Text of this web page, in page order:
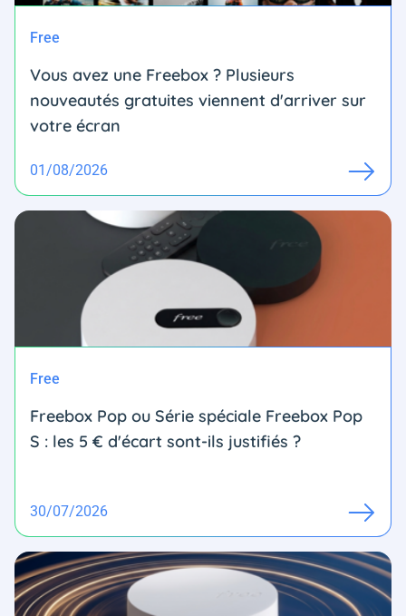
Free
Vous avez une Freebox ? Plusieurs
nouveautés gratuites viennent d'arriver sur
votre écran
01/08/2026
Free
Freebox Pop ou Série spéciale Freebox Pop
S : les 5 € d'écart sont-ils justifiés ?
30/07/2026